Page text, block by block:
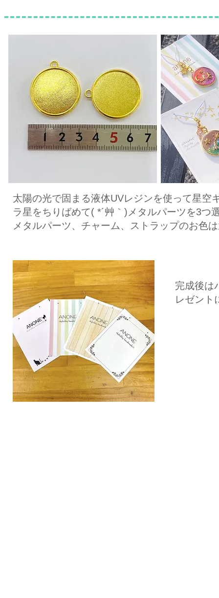
太陽の光で固まる液体UVレジンを使って星
ラ星をちりばめて( *´艸｀)メタルパーツを3つ
メタルパーツ、チャーム、ストラップのお色
完成後は
レゼント